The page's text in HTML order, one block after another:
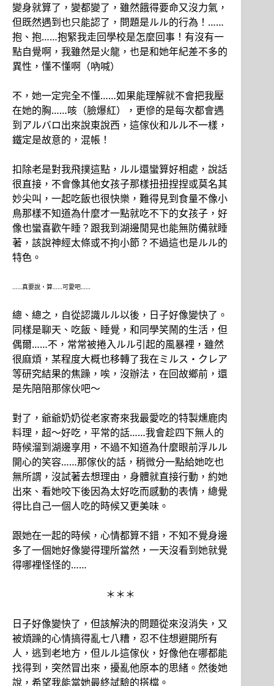
變身就算了，變都變了，雖然餓得要命又沒力氣，
但既然遇到也只能認了，問題是ルル的行為！……
抱、抱……抱緊我走回學校是怎麼回事！有沒有一
點自覺啊，我雖然是火龍，也是和她年紀差不多的
異性，懂不懂啊（吶喊）
不，她一定完全不懂……如果能理解就不會把我壓
在她的胸……咳（臉爆紅），更慘的是每次都會遇
到アルバロ出來說東說西，這傢伙和ルル不一樣，
鐵定是故意的，混帳！
扣除老是對我飛撲這點，ルル還蠻算好相處，說話
很直接，不會像其他女孩子那樣扭扭捏捏或莫名其
妙尖叫，一起吃飯也很快樂，難得見到食量不像小
鳥那樣不知道為什麼才一點就吃不下的女孩子，好
像也蠻喜歡午睡？跟我到湖邊閒晃也能無防備就睡
著，該說神經太條或不拘小節？不過這也是ルル的
特色。
……真要說，算……可愛吧……
總、總之，自從認識ルル以後，日子好像變快了。
同樣是聊天、吃飯、睡覺，和同學笑鬧的生活，但
偶爾……不，常常被捲入ルル引起的風暴裡，雖然
很麻煩，某程度大概也移轉了我在ミルス・クレア
等研究結果的焦躁，唉，沒辦法，在回故鄉前，還
是先陪陪那傢伙吧～
對了，爺爺奶奶從老家寄來我最愛吃的特製燻鹿肉
料理，超～好吃，平常的話……我會趁四下無人的
時候溜到湖邊享用，不過不知道為什麼眼前浮ルル
開心的笑容……那傢伙的話，稍微分一點給她吃也
無所謂，沒試著去想理由，身體就直接行動，約她
出來、看她咬下後因為太好吃而感動的表情，總覺
得比自己一個人吃的時候又更美味。
跟她在一起的時候，心情都算不錯，不知不覺身邊
多了一個她好像變得理所當然，一天沒看到她就覺
得哪裡怪怪的……
＊＊＊
日子好像變快了，但該解決的問題從來沒消失，又
被煩躁的心情搞得亂七八糟，忍不住想避開所有
人，逃到老地方，但ルル這傢伙，好像他在哪都能
找得到，突然冒出來，擾亂他原本的思緒。然後她
說，希望我能當她最終試驗的搭檔。